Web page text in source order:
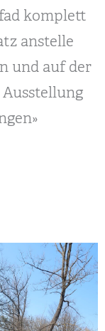
komplett
anstelle
und auf der